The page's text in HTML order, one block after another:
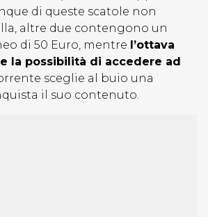
di queste scatole non
altre due contengono un
di 50 Euro, mentre l’ottava
la possibilità di accedere ad
sceglie al buio una
il suo contenuto.